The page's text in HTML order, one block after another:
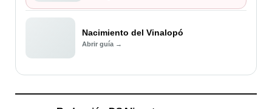
Nacimiento del Vinalopó
Abrir guía →